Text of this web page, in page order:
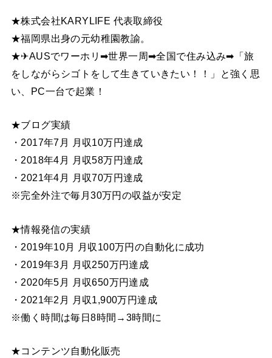
★株式会社KARYLIFE 代表取締役
★福岡県出身の元幼稚園教諭。
★✈AUSでワーホリ➡世界一周➡全国で住み込み➡「旅
をしながらシゴトをして生きていきたい！！」と強く思
い、PC一台で起業！
★ブログ実績
・2017年7月 月収10万円達成
・2018年4月 月収58万円達成
・2021年4月 月収70万円達成
※完全外注で毎月30万円の収益が安定
★情報発信の実績
・2019年10月 月収100万円の自動化に成功
・2019年3月 月収250万円達成
・2020年5月 月収650万円達成
・2021年2月 月収1,900万円達成
※働く時間は毎日8時間→3時間に
★コンテンツ自動化販売